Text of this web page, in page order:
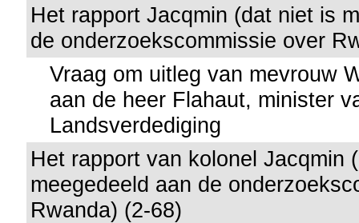
Het rapport Jacqmin (dat niet is
de onderzoekscommissie over
Vraag om uitleg van mevrouw
aan de heer Flahaut, minister
Landsverdediging
Het rapport van kolonel Jacqmin
meegedeeld aan de
Rwanda) (2-68)